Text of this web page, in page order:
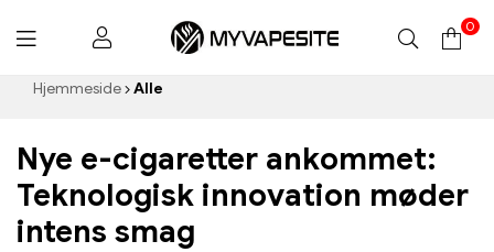
0
Hjemmeside Alle
Nye e-cigaretter ankommet:
Teknologisk innovation møder
intens smag